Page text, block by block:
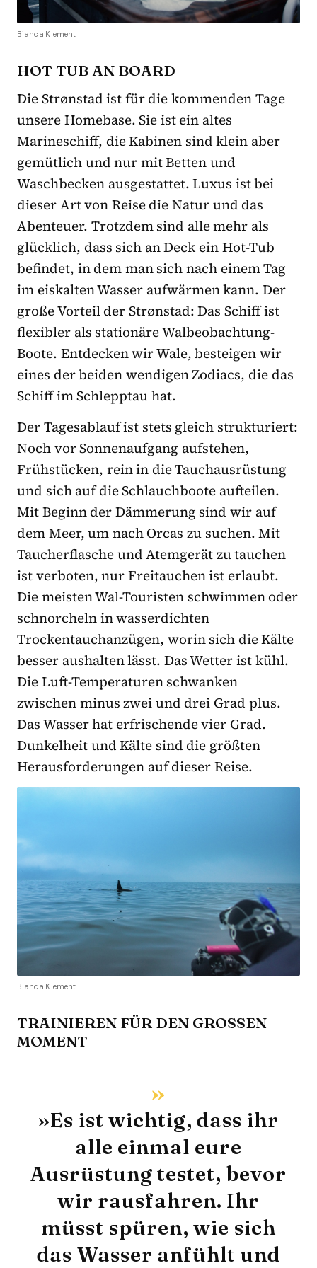
Bianca Klement
HOT TUB AN BOARD
Die Strønstad ist für die kommenden Tage
unsere Homebase. Sie ist ein altes
Marineschiff, die Kabinen sind klein aber
gemütlich und nur mit Betten und
Waschbecken ausgestattet. Luxus ist bei
dieser Art von Reise die Natur und das
Abenteuer. Trotzdem sind alle mehr als
glücklich, dass sich an Deck ein Hot-Tub
befindet, in dem man sich nach einem Tag
im eiskalten Wasser aufwärmen kann. Der
große Vorteil der Strønstad: Das Schiff ist
flexibler als stationäre Walbeobachtung-
Boote. Entdecken wir Wale, besteigen wir
eines der beiden wendigen Zodiacs, die das
Schiff im Schlepptau hat.
Der Tagesablauf ist stets gleich strukturiert:
Noch vor Sonnenaufgang aufstehen,
Frühstücken, rein in die Tauchausrüstung
und sich auf die Schlauchboote aufteilen.
Mit Beginn der Dämmerung sind wir auf
dem Meer, um nach Orcas zu suchen. Mit
Taucherflasche und Atemgerät zu tauchen
ist verboten, nur Freitauchen ist erlaubt.
Die meisten Wal-Touristen schwimmen oder
schnorcheln in wasserdichten
Trockentauchanzügen, worin sich die Kälte
besser aushalten lässt. Das Wetter ist kühl.
Die Luft-Temperaturen schwanken
zwischen minus zwei und drei Grad plus.
Das Wasser hat erfrischende vier Grad.
Dunkelheit und Kälte sind die größten
Herausforderungen auf dieser Reise.
Bianca Klement
TRAINIEREN FÜR DEN GROSSEN M
OMENT
»Es ist wichtig, dass ihr
alle einmal eure
Ausrüstung testet, bevor
wir rausfahren. Ihr
müsst spüren, wie sich
das Wasser anfühlt und